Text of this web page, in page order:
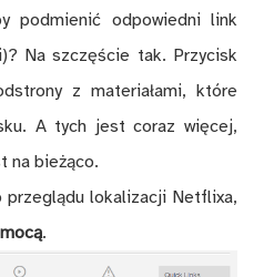
podmienić odpowiedni link
Na szczęście tak. Przycisk
z materiałami, które
A tych jest coraz więcej,
na bieżąco.
lokalizacji Netflixa,
.